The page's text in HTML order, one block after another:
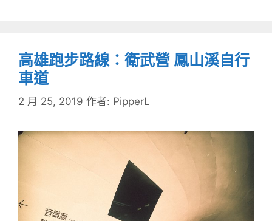
高雄跑步路線：衛武營 鳳山溪自行
車道
2 月 25, 2019 作者: PipperL